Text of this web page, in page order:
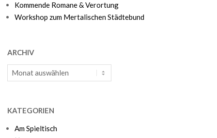
Kommende Romane & Verortung
Workshop zum Mertalischen Städtebund
ARCHIV
Archiv
KATEGORIEN
Am Spieltisch